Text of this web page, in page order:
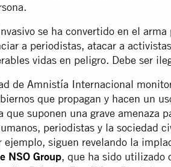
se ha convertido en el
a periodistas, atacar a
vidas en peligro. Debe ser
de Amnistía Internacional
que propagan y hacen un
suponen una grave amenaza
periodistas y la sociedad
ejemplo, siguen revelando la
NSO Group, que ha sido utilizado